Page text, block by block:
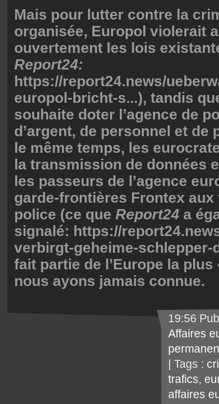
Mais pour lutter contre la
organisée, Europol violerait
ouvertement les lois
Report24:
https://report24.news/
europol-bricht-s...), tandis
souhaite doter l’agence de
d’argent, de personnel et de
le même temps, les
la transmission de données
les passeurs de l’agence
garde-frontières Frontex aux
police (ce que Report24 a
signalé: https://
verbirgt-geheime-schlepper-
fait partie de l’Europe la plus
nous ayons jamais connue.
19:56
Affaires
| Tags :
trafics,
affaires